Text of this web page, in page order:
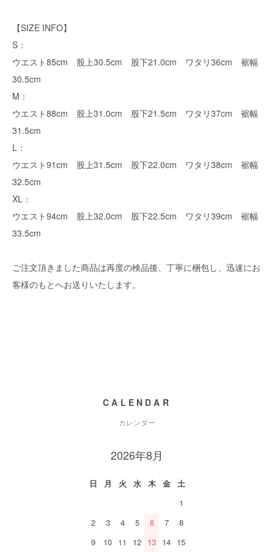
【SIZE INFO】
S：
ウエスト85cm 股上30.5cm 股下21.0cm ワタリ36cm 裾幅
30.5cm
M：
ウエスト88cm 股上31.0cm 股下21.5cm ワタリ37cm 裾幅
31.5cm
L：
ウエスト91cm 股上31.5cm 股下22.0cm ワタリ38cm 裾幅
32.5cm
XL：
ウエスト94cm 股上32.0cm 股下22.5cm ワタリ39cm 裾幅
33.5cm
ご注文頂きました商品は再度の検品後、丁寧に梱包し、迅速にお
客様のもとへお送りいたします。
CALENDAR
カレンダー
2026年8月
日 月 火 水 木 金
土
1
2
3 4 5 6 7
8
9
10 11 12 13 14 15